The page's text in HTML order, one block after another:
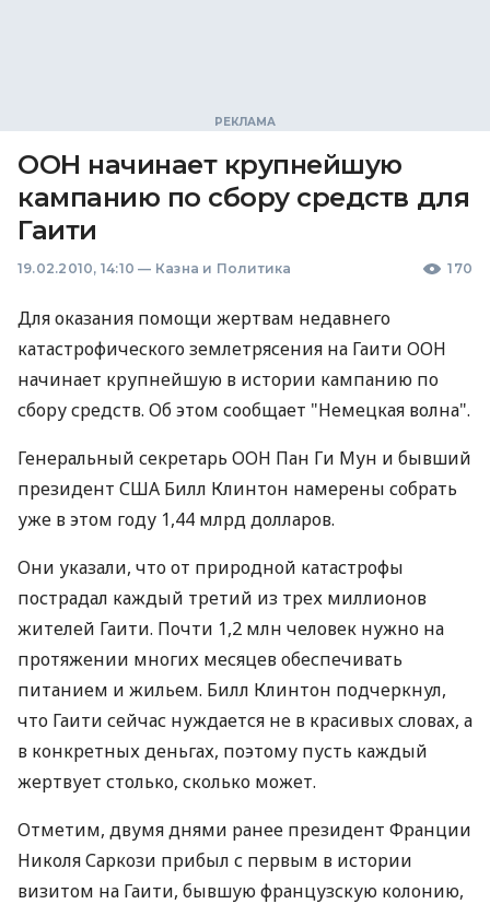
ООН начинает крупнейшую
кампанию по сбору средств для
Гаити
19.02.2010, 14:10 — Казна и Политика 170
Для оказания помощи жертвам недавнего
катастрофического землетрясения на Гаити ООН
начинает крупнейшую в истории кампанию по
сбору средств. Об этом сообщает "Немецкая волна".
Генеральный секретарь ООН Пан Ги Мун и бывший
президент США Билл Клинтон намерены собрать
уже в этом году 1,44 млрд долларов.
Они указали, что от природной катастрофы
пострадал каждый третий из трех миллионов
жителей Гаити. Почти 1,2 млн человек нужно на
протяжении многих месяцев обеспечивать
питанием и жильем. Билл Клинтон подчеркнул,
что Гаити сейчас нуждается не в красивых словах, а
в конкретных деньгах, поэтому пусть каждый
жертвует столько, сколько может.
Отметим, двумя днями ранее президент Франции
Николя Саркози прибыл с первым в истории
визитом на Гаити, бывшую французскую колонию,